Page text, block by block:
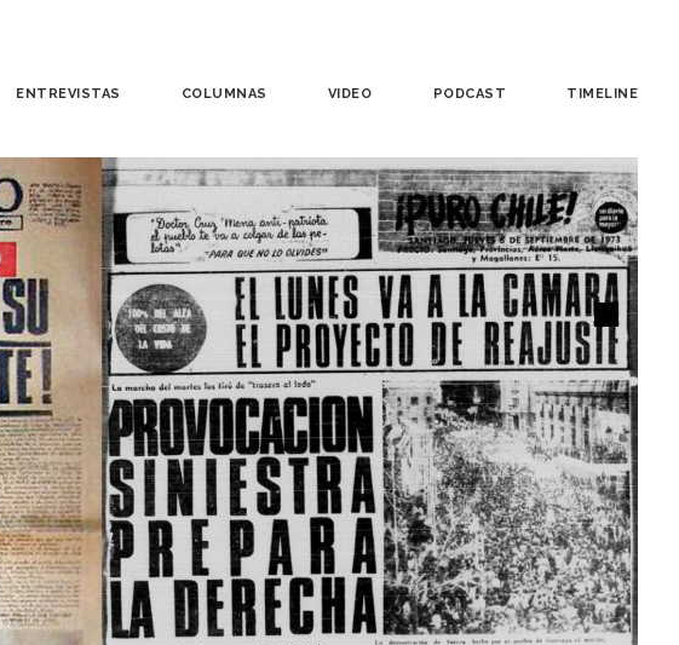
ENTREVISTAS COLUMNAS VIDEO PODCAST TIMELINE